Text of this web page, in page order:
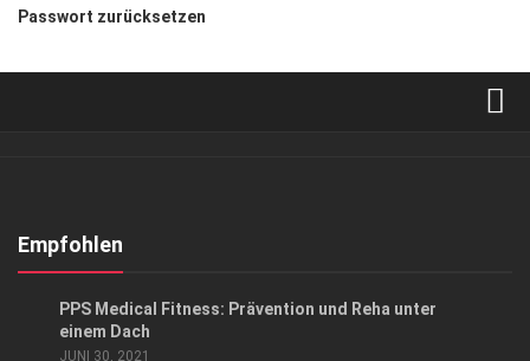
Passwort zurücksetzen
Kontakt, Impressum
Empfohlen
PPS Medical Fitness: Prävention und Reha unter
einem Dach
JUNI 30, 2021